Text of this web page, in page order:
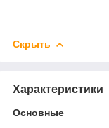
Скрыть
Характеристики
Основные